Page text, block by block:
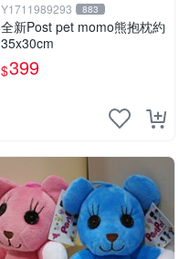
Y1711989293 883
全新Post pet momo熊抱枕約
35x30cm
$399